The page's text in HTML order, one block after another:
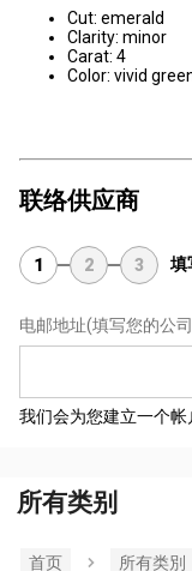
Cut: emerald
Clarity: minor
Carat: 4
Color: vivid
联络供应商
1 2 3 填
电邮地址(填写您的公
我们会为您建立一个帐
所有类别
首页 所有类別